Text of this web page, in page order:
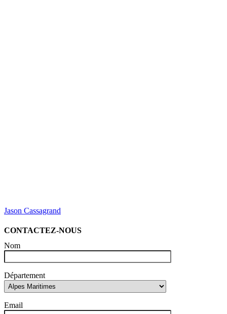
Jason Cassagrand
CONTACTEZ-NOUS
Nom
Département
Email